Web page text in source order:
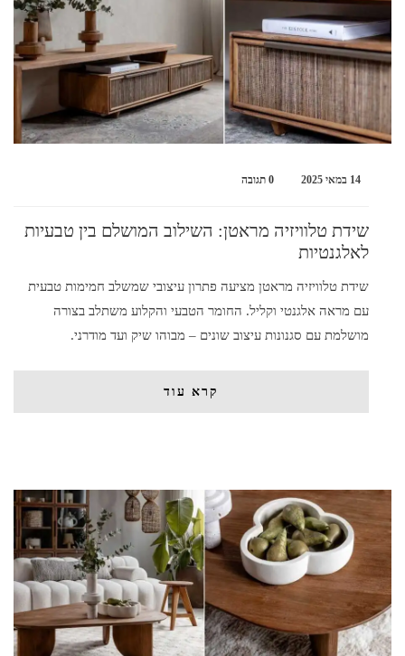
14 במאי 2025 0 תגובה
שידת טלוויזיה מראטן: השילוב המושלם בין טבעיות
לאלגנטיות
שידת טלוויזיה מראטן מציעה פתרון עיצובי שמשלב חמימות טבעית
עם מראה אלגנטי וקליל. החומר הטבעי והקלוע משתלב בצורה
מושלמת עם סגנונות עיצוב שונים – מבוהו שיק ועד מודרני.
קרא עוד